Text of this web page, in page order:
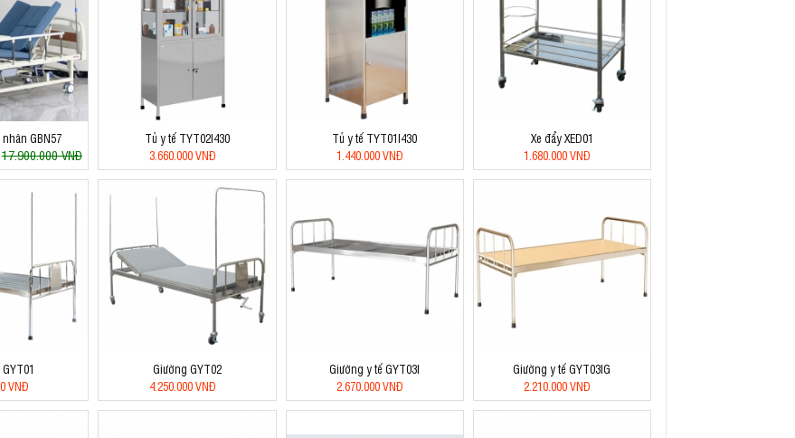
GBN57
17.900.000 VNĐ
Tủ y tế TYT02I430
3.660.000 VNĐ
Tủ y tế TYT01I430
1.440.000 VNĐ
Xe đẩy XED01
1.680.000 VNĐ
VNĐ
Giường GYT02
4.250.000 VNĐ
Giường y tế GYT03I
2.670.000 VNĐ
Giường y tế GYT03IG
2.210.000 VNĐ